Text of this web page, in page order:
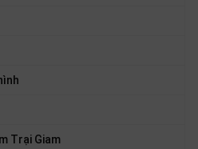
Trại Giam